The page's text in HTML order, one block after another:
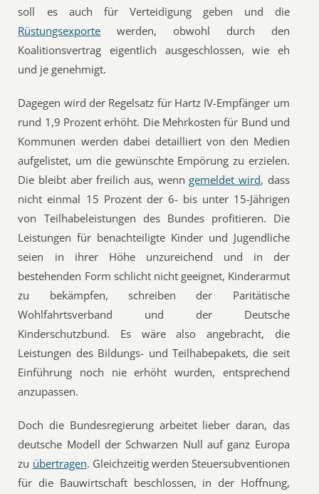
soll es auch für Verteidigung geben und die
Rüstungsexporte werden, obwohl durch den
Koalitionsvertrag eigentlich ausgeschlossen, wie eh
und je genehmigt.
Dagegen wird der Regelsatz für Hartz IV-Empfänger um
rund 1,9 Prozent erhöht. Die Mehrkosten für Bund und
Kommunen werden dabei detailliert von den Medien
aufgelistet, um die gewünschte Empörung zu erzielen.
Die bleibt aber freilich aus, wenngemeldet wird, dass
nicht einmal 15 Prozent der 6- bis unter 15-Jährigen
von Teilhabeleistungen des Bundes profitieren. Die
Leistungen für benachteiligte Kinder und Jugendliche
seien in ihrer Höhe unzureichend und in der
bestehenden Form schlicht nicht geeignet, Kinderarmut
zu bekämpfen, schreiben der Paritätische
Wohlfahrtsverband und der Deutsche
Kinderschutzbund. Es wäre also angebracht, die
Leistungen des Bildungs- und Teilhabepakets, die seit
Einführung noch nie erhöht wurden, entsprechend
anzupassen.
Doch die Bundesregierung arbeitet lieber daran, das
deutsche Modell der Schwarzen Null auf ganz Europa
zu übertragen. Gleichzeitig werden Steuersubventionen
für die Bauwirtschaft beschlossen, in der Hoffnung,